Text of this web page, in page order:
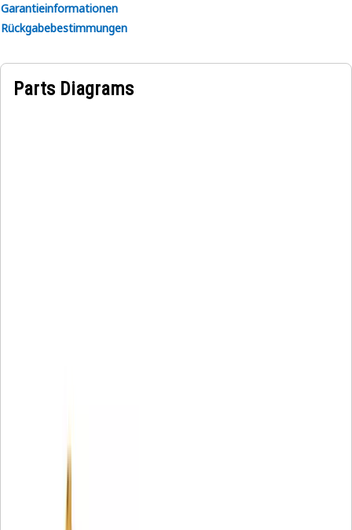
Garantieinformationen
Rückgabebestimmungen
Parts Diagrams